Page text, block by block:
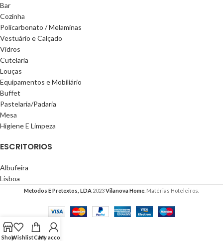
Bar
Cozinha
Policarbonato / Melaminas
Vestuário e Calçado
Vidros
Cutelaria
Louças
Equipamentos e Mobiliário
Buffet
Pastelaria/Padaria
Mesa
Higiene E Limpeza
ESCRITORIOS
Albufeira
Lisboa
Metodos E Pretextos, LDA 2023Vilanova Home . Matérias Hoteleiros.
ShopWishlistCartMy account